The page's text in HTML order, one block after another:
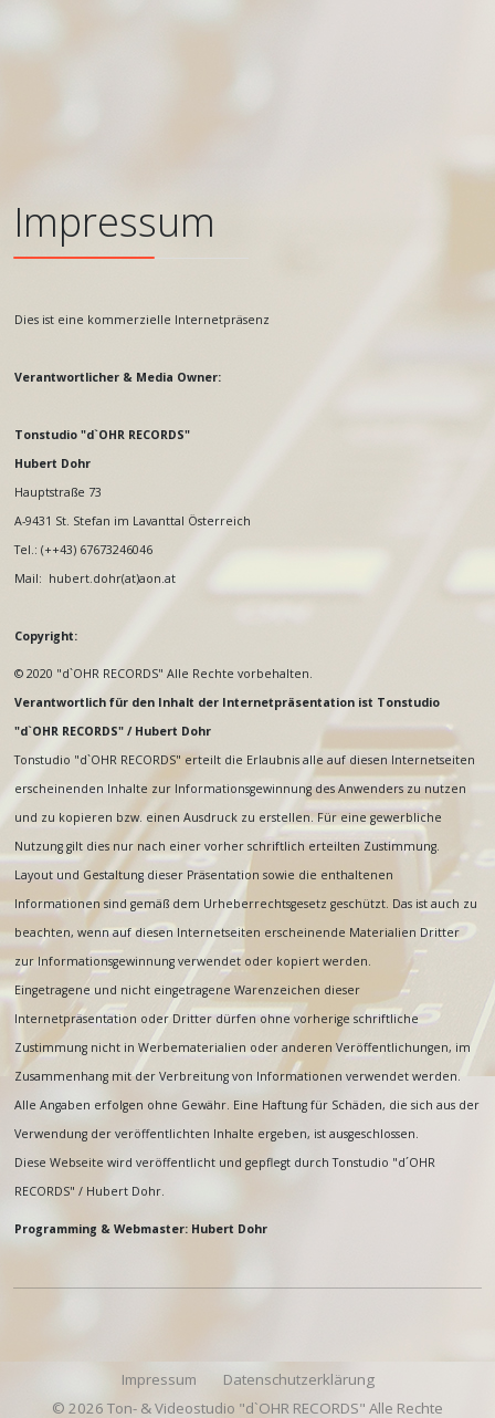
Impressum
Dies ist eine kommerzielle Internetpräsenz
Verantwortlicher & Media Owner:
Tonstudio "d`OHR RECORDS"
Hubert Dohr
Hauptstraße 73
A-9431 St. Stefan im Lavanttal Österreich
Tel.: (++43) 67673246046
Mail: hubert.dohr(at)aon.at
Copyright:
© 2020 "d`OHR RECORDS" Alle Rechte vorbehalten.
Verantwortlich für den Inhalt der Internetpräsentation ist Tonstudio
"d`OHR RECORDS" / Hubert Dohr
Tonstudio "d`OHR RECORDS" erteilt die Erlaubnis alle auf diesen Internetseiten
erscheinenden Inhalte zur Informationsgewinnung des Anwenders zu nutzen
und zu kopieren bzw. einen Ausdruck zu erstellen. Für eine gewerbliche
Nutzung gilt dies nur nach einer vorher schriftlich erteilten Zustimmung.
Layout und Gestaltung dieser Präsentation sowie die enthaltenen
Informationen sind gemäß dem Urheberrechtsgesetz geschützt. Das ist auch zu
beachten, wenn auf diesen Internetseiten erscheinende Materialien Dritter
zur Informationsgewinnung verwendet oder kopiert werden.
Eingetragene und nicht eingetragene Warenzeichen dieser
Internetpräsentation oder Dritter dürfen ohne vorherige schriftliche
Zustimmung nicht in Werbematerialien oder anderen Veröffentlichungen, im
Zusammenhang mit der Verbreitung von Informationen verwendet werden.
Alle Angaben erfolgen ohne Gewähr. Eine Haftung für Schäden, die sich aus der
Verwendung der veröffentlichten Inhalte ergeben, ist ausgeschlossen.
Diese Webseite wird veröffentlicht und gepflegt durch Tonstudio "d´OHR
RECORDS" / Hubert Dohr.
Programming & Webmaster: Hubert Dohr
Impressum
Datenschutzerklärung
© 2026 Ton- & Videostudio "d`OHR RECORDS" Alle Rechte